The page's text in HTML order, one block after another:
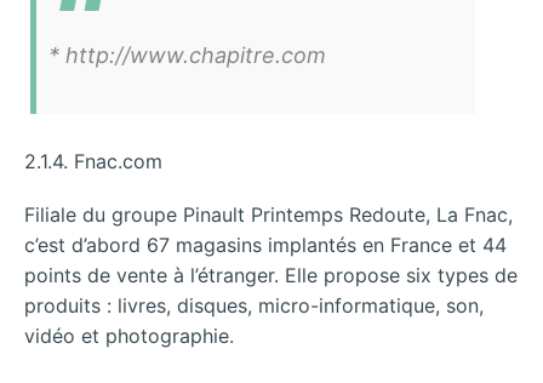
* http://www.chapitre.com
2.1.4. Fnac.com
Filiale du groupe Pinault Printemps Redoute, La Fnac,
c’est d’abord 67 magasins implantés en France et 44
points de vente à l’étranger. Elle propose six types de
produits : livres, disques, micro-informatique, son,
vidéo et photographie.